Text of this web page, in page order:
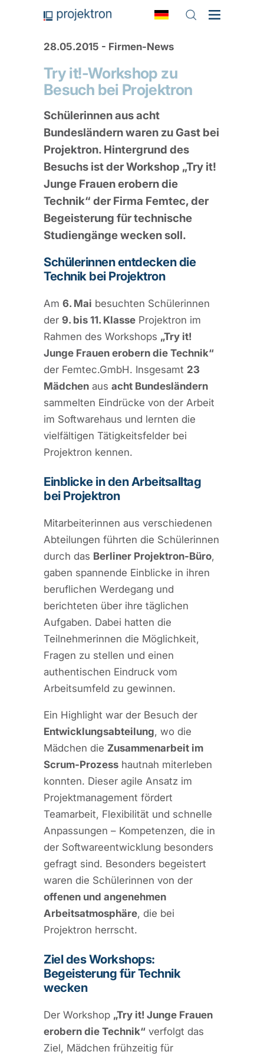
28.05.2015 - Firmen-News
Try it!-Workshop zu
Besuch bei Projektron
Schülerinnen aus acht
Bundesländern waren zu Gast bei
Projektron. Hintergrund des
Besuchs ist der Workshop „Try it!
Junge Frauen erobern die
Technik“ der Firma Femtec, der
Begeisterung für technische
Studiengänge wecken soll.
Schülerinnen entdecken die
Technik bei Projektron
Am 6. Mai besuchten Schülerinnen
der 9. bis 11. Klasse Projektron im
Rahmen des Workshops „Try it!
Junge Frauen erobern die Technik“
der Femtec.GmbH. Insgesamt 23
Mädchen aus acht Bundesländern
sammelten Eindrücke von der Arbeit
im Softwarehaus und lernten die
vielfältigen Tätigkeitsfelder bei
Projektron kennen.
Einblicke in den Arbeitsalltag
bei Projektron
Mitarbeiterinnen aus verschiedenen
Abteilungen führten die Schülerinnen
durch das Berliner Projektron-Büro,
gaben spannende Einblicke in ihren
beruflichen Werdegang und
berichteten über ihre täglichen
Aufgaben. Dabei hatten die
Teilnehmerinnen die Möglichkeit,
Fragen zu stellen und einen
authentischen Eindruck vom
Arbeitsumfeld zu gewinnen.
Ein Highlight war der Besuch der
Entwicklungsabteilung, wo die
Mädchen die Zusammenarbeit im
Scrum-Prozess hautnah miterleben
konnten. Dieser agile Ansatz im
Projektmanagement fördert
Teamarbeit, Flexibilität und schnelle
Anpassungen – Kompetenzen, die in
der Softwareentwicklung besonders
gefragt sind. Besonders begeistert
waren die Schülerinnen von der
offenen und angenehmen
Arbeitsatmosphäre, die bei
Projektron herrscht.
Ziel des Workshops:
Begeisterung für Technik
wecken
Der Workshop „Try it! Junge Frauen
erobern die Technik“ verfolgt das
Ziel, Mädchen frühzeitig für